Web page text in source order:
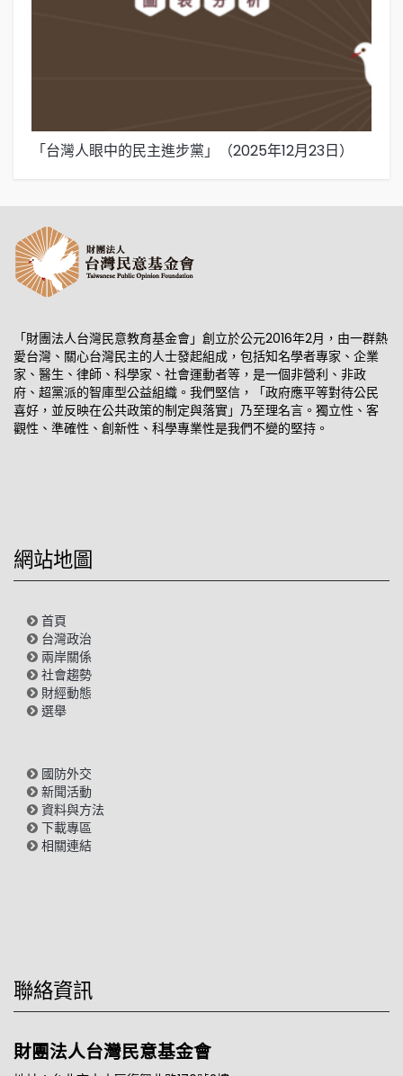
「台灣人眼中的民主進步黨」（2025年12月23日）
「財團法人台灣民意教育基金會」創立於公元2016年2月，由一群熱
愛台灣、關心台灣民主的人士發起組成，包括知名學者專家、企業
家、醫生、律師、科學家、社會運動者等，是一個非營利、非政
府、超黨派的智庫型公益組織。我們堅信，「政府應平等對待公民
喜好，並反映在公共政策的制定與落實」乃至理名言。獨立性、客
觀性、準確性、創新性、科學專業性是我們不變的堅持。
網站地圖
首頁
台灣政治
兩岸關係
社會趨勢
財經動態
選舉
國防外交
新聞活動
資料與方法
下載專區
相關連結
聯絡資訊
財團法人台灣民意基金會